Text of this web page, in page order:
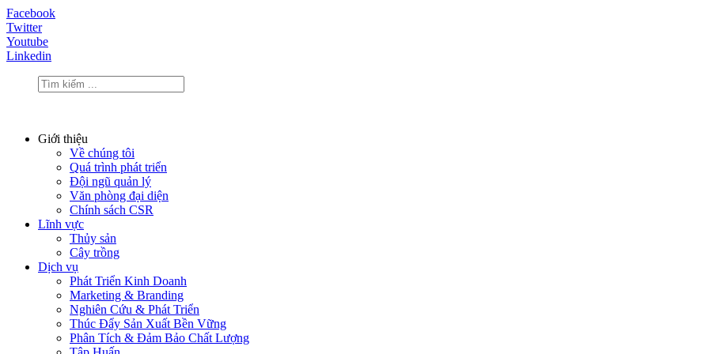
Facebook
Twitter
Youtube
Linkedin
Giới thiệu
Về chúng tôi
Quá trình phát triển
Đội ngũ quản lý
Văn phòng đại diện
Chính sách CSR
Lĩnh vực
Thủy sản
Cây trồng
Dịch vụ
Phát Triển Kinh Doanh
Marketing & Branding
Nghiên Cứu & Phát Triển
Thúc Đẩy Sản Xuất Bền Vững
Phân Tích & Đảm Bảo Chất Lượng